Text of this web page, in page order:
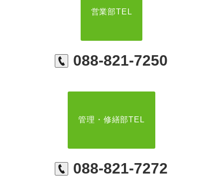
営業部TEL
088-821-7250
管理・修繕部TEL
088-821-7272